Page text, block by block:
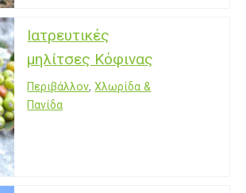
Ιατρευτικές
μηλίτσες Κόφινας
Περιβάλλον,Χλωρίδα &
Πανίδα